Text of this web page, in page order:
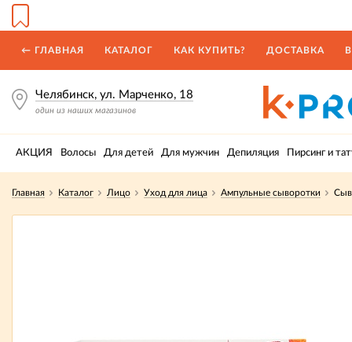
← ГЛАВНАЯ КАТАЛОГ КАК КУПИТЬ? ДОСТАВКА
Челябинск, ул. Марченко, 18
один из наших магазинов
АКЦИЯ Волосы Для детей Для мужчин Депиляция Пирсинг и
Главная Каталог Лицо Уход для лица Ампульные сыворотки